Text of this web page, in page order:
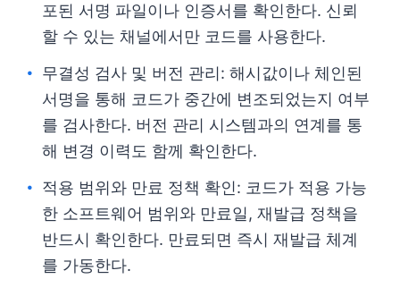
포된 서명 파일이나 인증서를 확인한다. 신뢰
할 수 있는 채널에서만 코드를 사용한다.
무결성 검사 및 버전 관리: 해시값이나 체인된
서명을 통해 코드가 중간에 변조되었는지 여부
를 검사한다. 버전 관리 시스템과의 연계를 통
해 변경 이력도 함께 확인한다.
적용 범위와 만료 정책 확인: 코드가 적용 가능
한 소프트웨어 범위와 만료일, 재발급 정책을
반드시 확인한다. 만료되면 즉시 재발급 체계
를 가동한다.